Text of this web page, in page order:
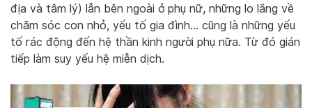
địa và tâm lý) lẫn bên ngoài ở phụ nữ, những lo lắng về
chăm sóc con nhỏ, yếu tố gia đình… cũng là những yếu
tố rác động đến hệ thần kinh người phụ nữa. Từ đó gián
tiếp làm suy yếu hệ miễn dịch.